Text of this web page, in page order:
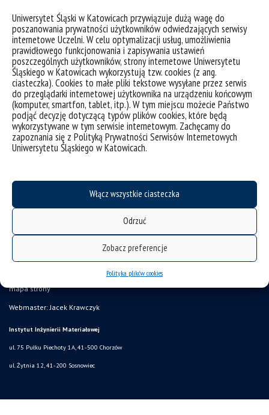
Uniwersytet Śląski w Katowicach przywiązuje dużą wagę do
poszanowania prywatności użytkowników odwiedzających serwisy
internetowe Uczelni. W celu optymalizacji usług, umożliwienia
prawidłowego funkcjonowania i zapisywania ustawień
poszczególnych użytkowników, strony internetowe Uniwersytetu
Śląskiego w Katowicach wykorzystują tzw. cookies (z ang.
ciasteczka). Cookies to małe pliki tekstowe wysyłane przez serwis
do przeglądarki internetowej użytkownika na urządzeniu końcowym
(komputer, smartfon, tablet, itp.). W tym miejscu możecie Państwo
podjąć decyzję dotyczącą typów plików cookies, które będą
wykorzystywane w tym serwisie internetowym. Zachęcamy do
zapoznania się z Polityką Prywatności Serwisów Internetowych
Uniwersytetu Śląskiego w Katowicach.
Włącz wszystkie ciasteczka
Odrzuć
Zobacz preferencje
Polityka plików cookies
IIM - Posiedzenia Rady Naukowej
Posiedzenie Rady Naukowej IIM
mapa strony
Webmaster: Jacek Krawczyk
Instytut Inżynierii Materiałowej
ul. 75 Pułku Piechoty 1A, 41-500 Chorzów
ul. Żytnia 12, 41-200 Sosnowiec